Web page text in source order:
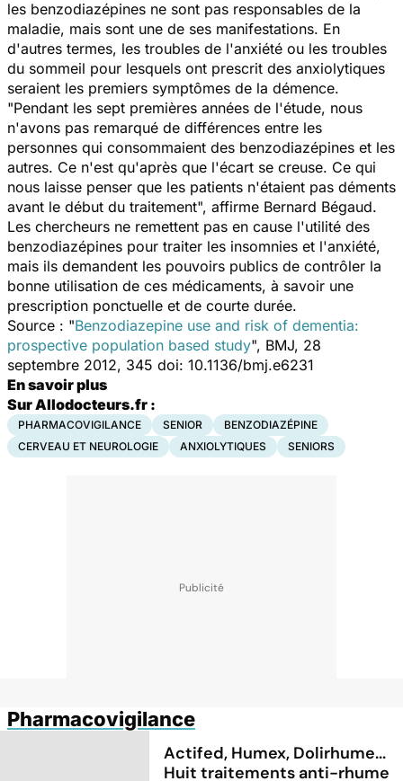
les benzodiazépines ne sont pas responsables de la
maladie, mais sont une de ses manifestations. En
d'autres termes, les troubles de l'anxiété ou les troubles
du sommeil pour lesquels ont prescrit des anxiolytiques
seraient les premiers symptômes de la démence.
"Pendant les sept premières années de l'étude, nous
n'avons pas remarqué de différences entre les
personnes qui consommaient des benzodiazépines et les
autres. Ce n'est qu'après que l'écart se creuse. Ce qui
nous laisse penser que les patients n'étaient pas déments
avant le début du traitement", affirme Bernard Bégaud.
Les chercheurs ne remettent pas en cause l'utilité des
benzodiazépines pour traiter les insomnies et l'anxiété,
mais ils demandent les pouvoirs publics de contrôler la
bonne utilisation de ces médicaments, à savoir une
prescription ponctuelle et de courte durée.
Source : "Benzodiazepine use and risk of dementia:
prospective population based study", BMJ, 28
septembre 2012, 345 doi: 10.1136/bmj.e6231
En savoir plus
Sur Allodocteurs.fr :
PHARMACOVIGILANCE SENIOR
BENZODIAZÉPINE
CERVEAU ET NEUROLOGIE
ANXIOLYTIQUES SENIORS
Pharmacovigilance
Actifed, Humex, Dolirhume...
Huit traitements anti-rhume